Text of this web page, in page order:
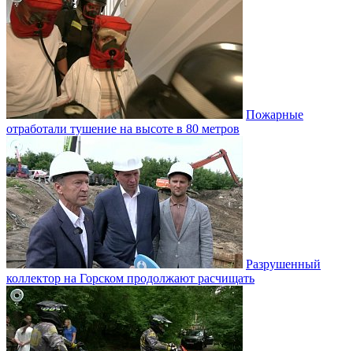
Пожарные
отработали тушение на высоте в 80 метров
Разрушенный
коллектор на Горском продолжают расчищать